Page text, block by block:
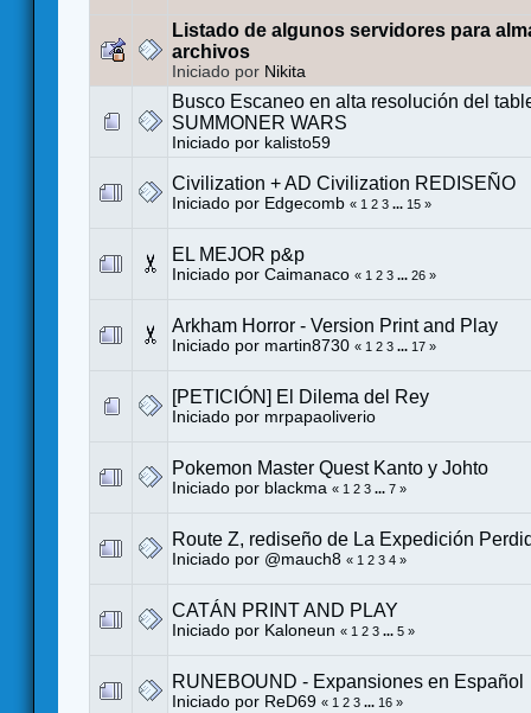
Listado de algunos servidores para
archivos
Iniciado por Nikita
Busco Escaneo en alta resolución del
SUMMONER WARS
Iniciado por kalisto59
Civilization + AD Civilization REDISEÑO
Iniciado por Edgecomb « 1 2 3 ... 15 »
EL MEJOR p&p
Iniciado por Caimanaco « 1 2 3 ... 26 »
Arkham Horror - Version Print and Play
Iniciado por martin8730 « 1 2 3 ... 17 »
[PETICIÓN] El Dilema del Rey
Iniciado por mrpapaoliverio
Pokemon Master Quest Kanto y Johto
Iniciado por blackma « 1 2 3 ... 7 »
Route Z, rediseño de La Expedición
Iniciado por @mauch8 « 1 2 3 4 »
CATÁN PRINT AND PLAY
Iniciado por Kaloneun « 1 2 3 ... 5 »
RUNEBOUND - Expansiones en Español
Iniciado por ReD69 « 1 2 3 ... 16 »